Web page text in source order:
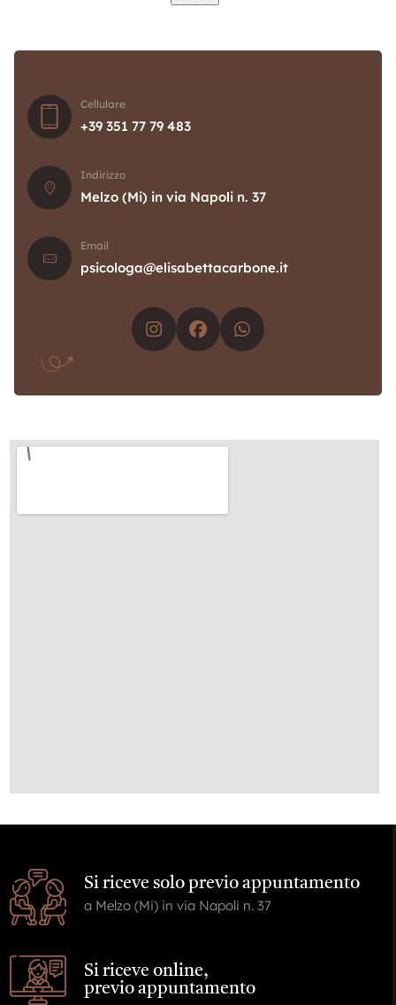
Cellulare
+39 351 77 79 483
Indirizzo
Melzo (Mi) in via Napoli n. 37
Email
psicologa@elisabettacarbone.it
Instagram
FacebookWhatsapp
Si riceve solo previo appuntamento
a Melzo (Mi) in via Napoli n. 37
Si riceve online,
previo appuntamento